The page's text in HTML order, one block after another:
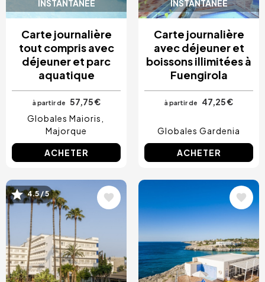
INSTANTANÉE
Carte journalière
tout compris avec
déjeuner et parc
aquatique
à partir de
57,75 €
Globales Maioris
Majorque
ACHETER
INSTANTANÉE
Carte journalière
avec déjeuner et
boissons illimitées à
Fuengirola
à partir de 47,25 €
Globales Gardenia
ACHETER
Image
4.5 / 5